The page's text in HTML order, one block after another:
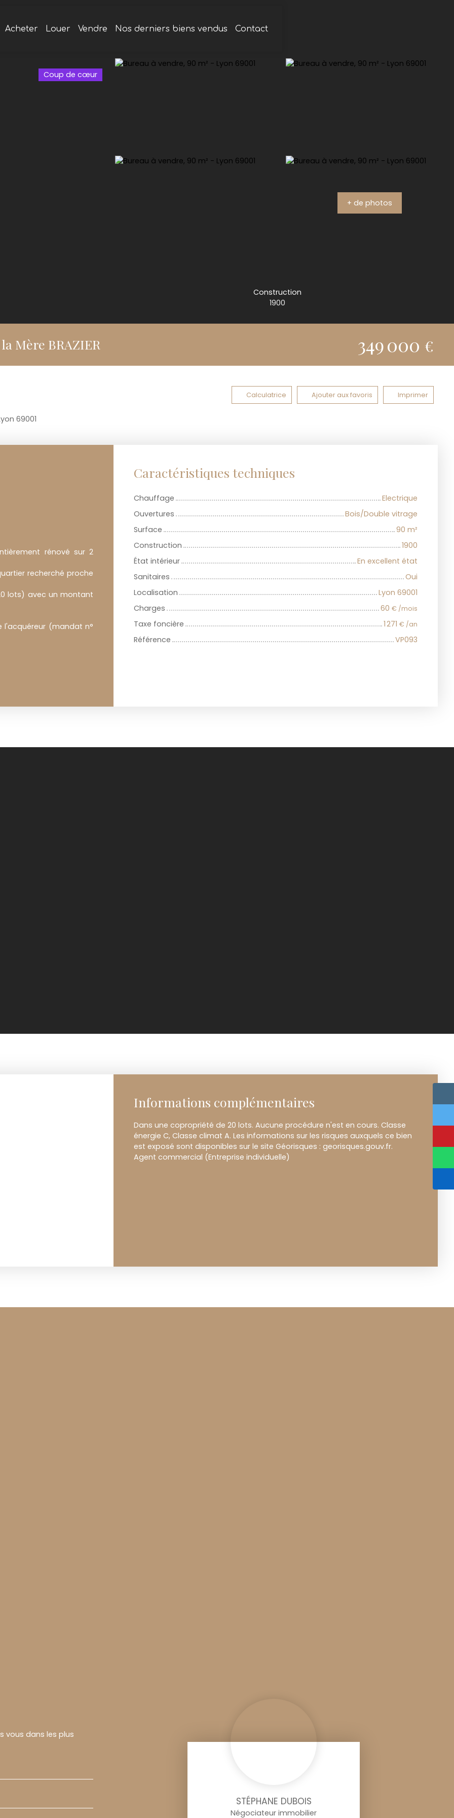
Acheter Louer Vendre Nos derniers biens vendus Contact
Coup de cœur
+ de photos
Construction
1900
Mère BRAZIER 349 000 €
Calculatrice Ajouter aux favoris Imprimer
69001
rénové sur 2
recherché proche
lots) avec un montant
l'acquéreur (mandat n°
Caractéristiques techniques
Chauffage
Electrique
Ouvertures
Bois/Double vitrage
Surface
90 m²
Construction
1900
État intérieur
En excellent état
Sanitaires
Oui
Localisation
Lyon 69001
Charges
60 € /mois
Taxe foncière 1 271 € /an
Référence VP093
Informations complémentaires
Dans une copropriété de 20 lots. Aucune procédure n'est en cours. Classe
énergie C, Classe climat A. Les informations sur les risques auxquels ce bien
est exposé sont disponibles sur le site Géorisques : georisques.gouv.fr.
Agent commercial (Entreprise individuelle)
vous dans les plus
STÉPHANE DUBOIS
Négociateur immobilier